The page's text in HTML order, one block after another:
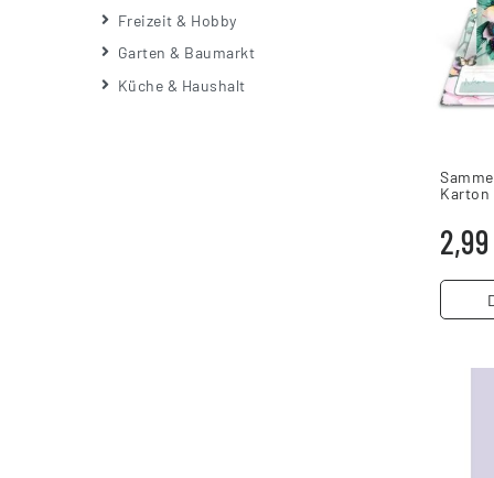
Freizeit & Hobby
Garten & Baumarkt
Küche & Haushalt
Karton